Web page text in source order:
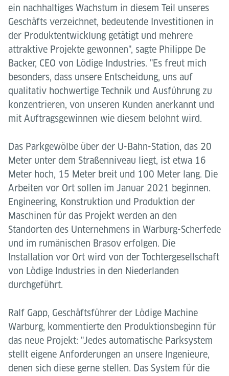
ein nachhaltiges Wachstum in diesem Teil unseres
Geschäfts verzeichnet, bedeutende Investitionen in
der Produktentwicklung getätigt und mehrere
attraktive Projekte gewonnen", sagte Philippe De
Backer, CEO von Lödige Industries. "Es freut mich
besonders, dass unsere Entscheidung, uns auf
qualitativ hochwertige Technik und Ausführung zu
konzentrieren, von unseren Kunden anerkannt und
mit Auftragsgewinnen wie diesem belohnt wird.
Das Parkgewölbe über der U-Bahn-Station, das 20
Meter unter dem Straßenniveau liegt, ist etwa 16
Meter hoch, 15 Meter breit und 100 Meter lang. Die
Arbeiten vor Ort sollen im Januar 2021 beginnen.
Engineering, Konstruktion und Produktion der
Maschinen für das Projekt werden an den
Standorten des Unternehmens in Warburg-Scherfede
und im rumänischen Brasov erfolgen. Die
Installation vor Ort wird von der Tochtergesellschaft
von Lödige Industries in den Niederlanden
durchgeführt.
Ralf Gapp, Geschäftsführer der Lödige Machine
Warburg, kommentierte den Produktionsbeginn für
das neue Projekt: "Jedes automatische Parksystem
stellt eigene Anforderungen an unsere Ingenieure,
denen sich diese gerne stellen. Das System für die